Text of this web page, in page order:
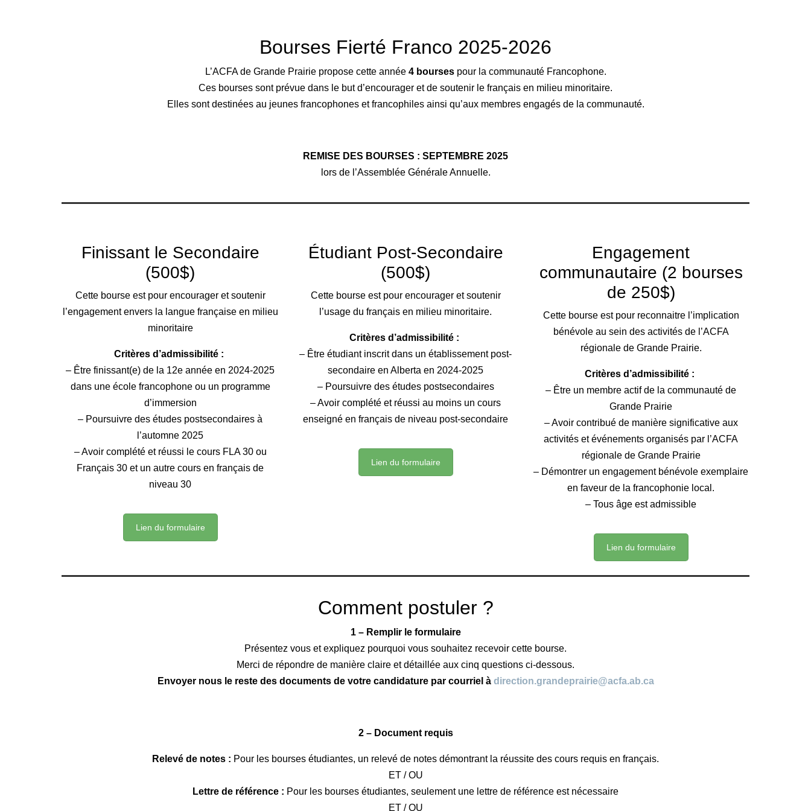
Bourses Fierté Franco 2025-2026
L’ACFA de Grande Prairie propose cette année4 bourses pour la communauté Francophone.
Ces bourses sont prévue dans le but d’encourager et de soutenir le français en milieu minoritaire.
Elles sont destinées au jeunes francophones et francophiles ainsi qu’aux membres engagés de la communauté.
REMISE DES BOURSES : SEPTEMBRE 2025
lors de l’Assemblée Générale Annuelle.
Finissant le Secondaire
(500$)
Cette bourse est pour encourager et soutenir
l’engagement envers la langue française en milieu
minoritaire
Critères d’admissibilité :
– Être finissant(e) de la 12e année en 2024-2025
dans une école francophone ou un programme
d’immersion
– Poursuivre des études postsecondaires à
l’automne 2025
– Avoir complété et réussi le cours FLA 30 ou
Français 30 et un autre cours en français de
niveau 30
Lien du formulaire
Étudiant Post-Secondaire
(500$)
Cette bourse est pour encourager et soutenir
l’usage du français en milieu minoritaire.
Critères d’admissibilité :
– Être étudiant inscrit dans un établissement post-
secondaire en Alberta en 2024-2025
– Poursuivre des études postsecondaires
– Avoir complété et réussi au moins un cours
enseigné en français de niveau post-secondaire
Lien du formulaire
Engagement
communautaire (2 bourses
de 250$)
Cette bourse est pour reconnaitre l’implication
bénévole au sein des activités de l’ACFA
régionale de Grande Prairie.
Critères d’admissibilité :
– Être un membre actif de la communauté de
Grande Prairie
– Avoir contribué de manière significative aux
activités et événements organisés par l’ACFA
régionale de Grande Prairie
– Démontrer un engagement bénévole exemplaire
en faveur de la francophonie local.
– Tous âge est admissible
Lien du formulaire
Comment postuler ?
1 –Remplir le formulaire
Présentez vous et expliquez pourquoi vous souhaitez recevoir cette bourse.
Merci de répondre de manière claire et détaillée aux cinq questions ci-dessous.
Envoyer nous le reste des documents de votre candidature par courriel à direction.grandeprairie@acfa.ab.ca
2 – Document requis
Relevé de notes : Pour les bourses étudiantes, un relevé de notes démontrant la réussite des cours requis en français.
ET / OU
Lettre de référence : Pour les bourses étudiantes, seulement une lettre de référence est nécessaire
ET / OU